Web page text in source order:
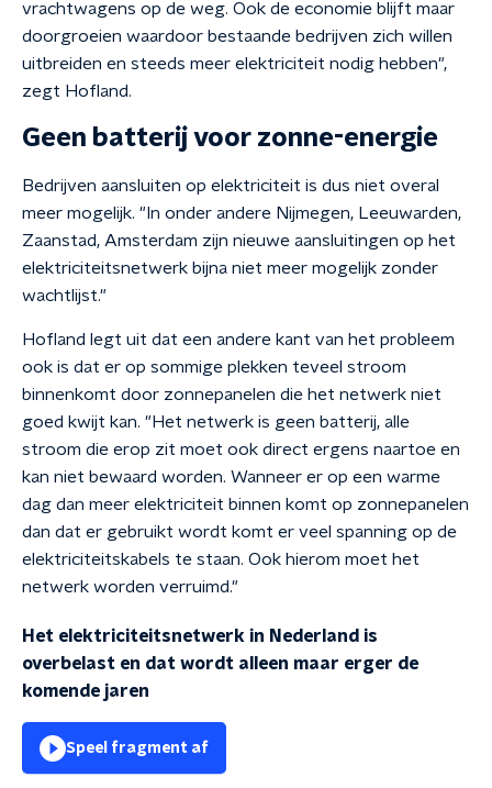
vrachtwagens op de weg. Ook de economie blijft maar
doorgroeien waardoor bestaande bedrijven zich willen
uitbreiden en steeds meer elektriciteit nodig hebben",
zegt Hofland.
Geen batterij voor zonne-energie
Bedrijven aansluiten op elektriciteit is dus niet overal
meer mogelijk. "In onder andere Nijmegen, Leeuwarden,
Zaanstad, Amsterdam zijn nieuwe aansluitingen op het
elektriciteitsnetwerk bijna niet meer mogelijk zonder
wachtlijst."
Hofland legt uit dat een andere kant van het probleem
ook is dat er op sommige plekken teveel stroom
binnenkomt door zonnepanelen die het netwerk niet
goed kwijt kan. "Het netwerk is geen batterij, alle
stroom die erop zit moet ook direct ergens naartoe en
kan niet bewaard worden. Wanneer er op een warme
dag dan meer elektriciteit binnen komt op zonnepanelen
dan dat er gebruikt wordt komt er veel spanning op de
elektriciteitskabels te staan. Ook hierom moet het
netwerk worden verruimd."
Het elektriciteitsnetwerk in Nederland is
overbelast en dat wordt alleen maar erger de
komende jaren
Speel fragment af